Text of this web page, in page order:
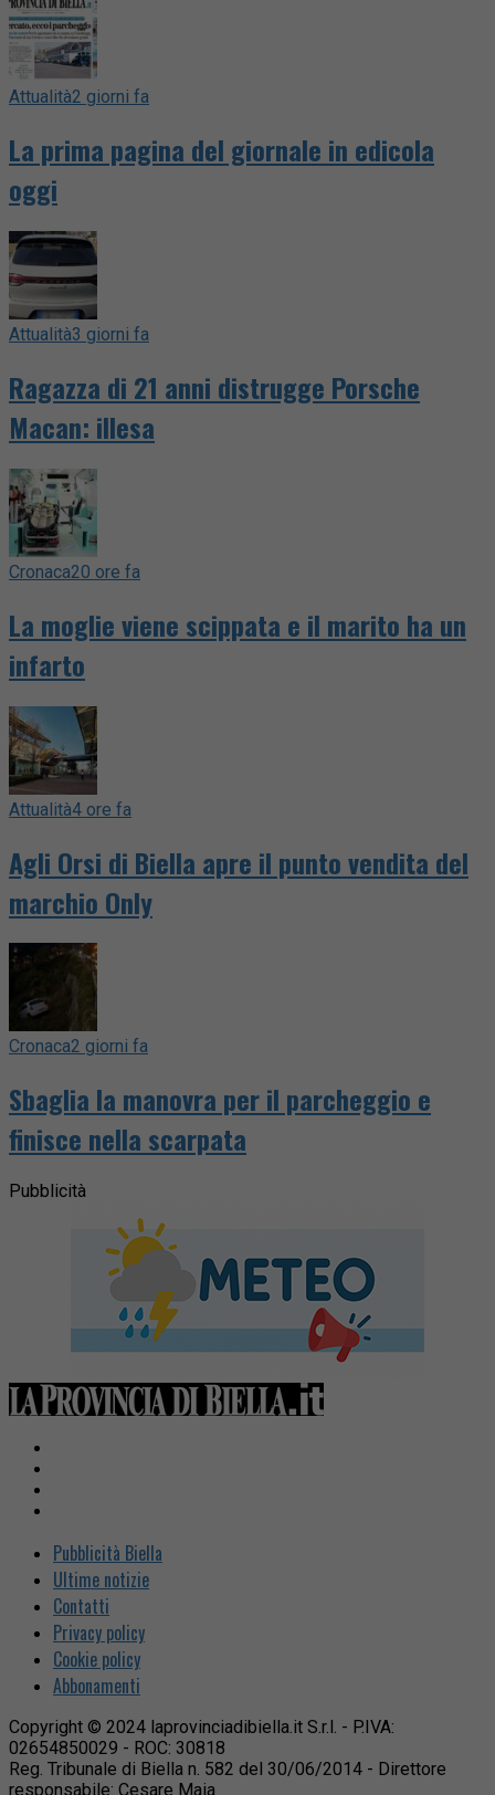
Attualità2 giorni fa
La prima pagina del giornale in edicola
oggi
Attualità3 giorni fa
Ragazza di 21 anni distrugge Porsche
Macan: illesa
Cronaca20 ore fa
La moglie viene scippata e il marito ha un
infarto
Attualità4 ore fa
Agli Orsi di Biella apre il punto vendita del
marchio Only
Cronaca2 giorni fa
Sbaglia la manovra per il parcheggio e
finisce nella scarpata
Pubblicità
Pubblicità Biella
Ultime notizie
Contatti
Privacy policy
Cookie policy
Abbonamenti
Copyright © 2024 laprovinciadibiella.it S.r.l. - P.IVA:
02654850029 - ROC: 30818
Reg. Tribunale di Biella n. 582 del 30/06/2014 - Direttore
responsabile: Cesare Maia